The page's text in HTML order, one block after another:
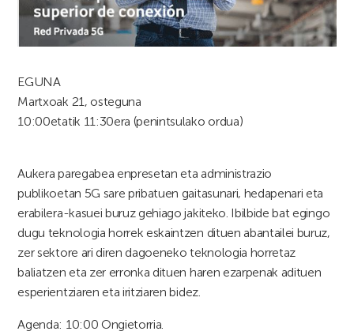
EGUNA
Martxoak 21, osteguna
10:00etatik 11:30era (penintsulako ordua)
Aukera paregabea enpresetan eta administrazio
publikoetan 5G sare pribatuen gaitasunari, hedapenari eta
erabilera-kasuei buruz gehiago jakiteko. Ibilbide bat egingo
dugu teknologia horrek eskaintzen dituen abantailei buruz,
zer sektore ari diren dagoeneko teknologia horretaz
baliatzen eta zer erronka dituen haren ezarpenak adituen
esperientziaren eta iritziaren bidez.
Agenda: 10:00 Ongietorria.